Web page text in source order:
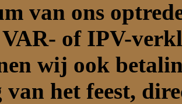
van ons
VAR- of IPV-
wij ook
van het feest,